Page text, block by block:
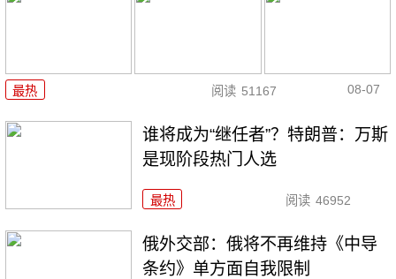
最热 阅读 51167 08-07
谁将成为“继任者”？特朗普：万斯
是现阶段热门人选
最热 阅读 46952
俄外交部：俄将不再维持《中导
条约》单方面自我限制